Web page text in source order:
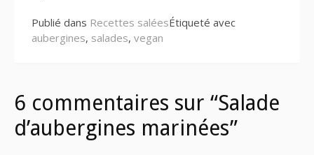
Publié dans Recettes saléesÉtiqueté avec
aubergines, salades, vegan
6 commentaires sur “Salade
d’aubergines marinées”